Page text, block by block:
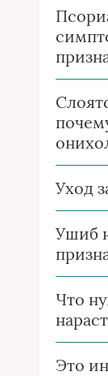
Уход
Ушиб
Что
Это